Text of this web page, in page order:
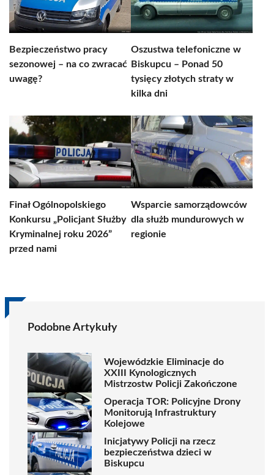
Bezpieczeństwo pracy
sezonowej – na co zwracać
uwagę?
Oszustwa telefoniczne w
Biskupcu – Ponad 50
tysięcy złotych straty w
kilka dni
Finał Ogólnopolskiego
Konkursu „Policjant Służby
Kryminalnej roku 2026”
przed nami
Wsparcie samorządowców
dla służb mundurowych w
regionie
Podobne Artykuły
Wojewódzkie Eliminacje do
XXIII Kynologicznych
Mistrzostw Policji Zakończone
Operacja TOR: Policyjne Drony
Monitorują Infrastruktury
Kolejowe
Inicjatywy Policji na rzecz
bezpieczeństwa dzieci w
Biskupcu